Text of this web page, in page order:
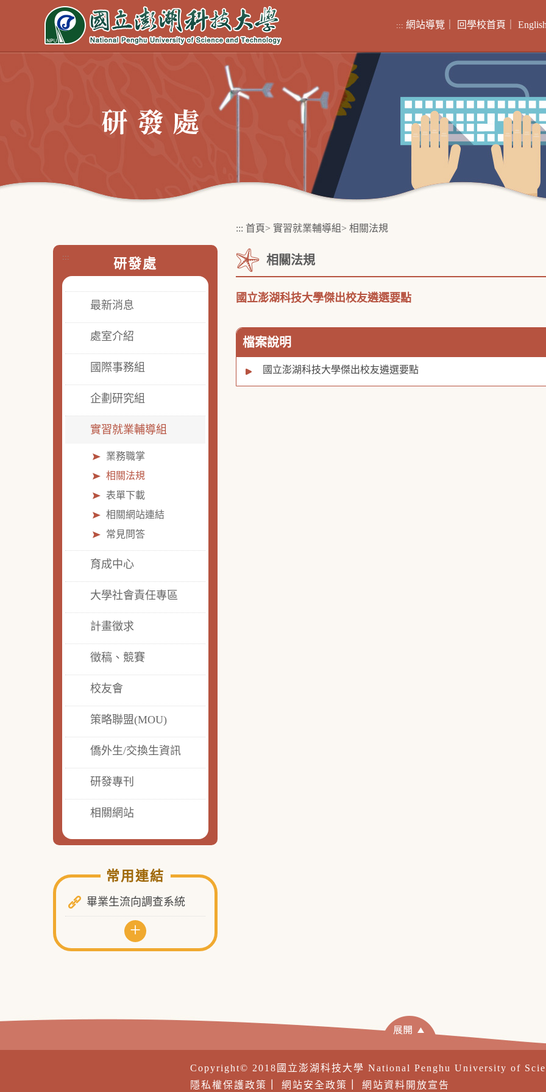
::: 網站導覽 回學校首頁
::: 研發處
最新消息
處室介紹
國際事務組
企劃研究組
實習就業輔導組
業務職掌
相關法規
表單下載
相關網站連結
常見問答
育成中心
大學社會責任專區
計畫徵求
徵稿、競賽
校友會
策略聯盟(MOU)
僑外生/交換生資訊
研發專刊
相關網站
常用連結
畢業生流向調查系統
+
::: 首頁> 實習就業輔導組 > 相關法規
相關法規
國立澎湖科技大學傑出校友遴選要點
檔案說明
國立澎湖科技大學傑出校友遴選要點
Copyright© 2018國立澎湖科技大學 National Penghu University of
隱私權保護政策
網站安全政策 網站資料開放宣告